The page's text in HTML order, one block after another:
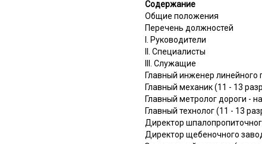
Содержание
Общие положения
Перечень должностей
I. Руководители
II. Специалисты
III. Служащие
Главный инженер линейного
Главный механик (11 - 13
Главный метролог дороги -
Главный технолог (11 - 13
Директор
Директор щебеночного